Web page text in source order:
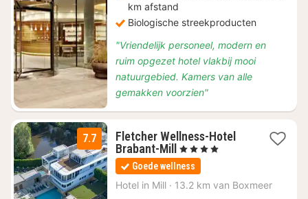
km afstand
Biologische streekproducten
"Vriendelijk personeel, modern en
ruim opgezet hotel vlakbij mooi
natuurgebied. Kamers van alle
gemakken voorzien"
7.7
Fletcher Wellness-Hotel
Brabant-Mill 1
nacht
vanaf
€
, 4 Sterren
Goede wellness
Hotel in Mill · 13.2 km van Boxmeer